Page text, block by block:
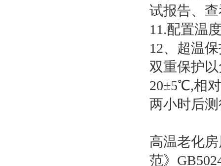
试报告、
11.配置温
12、超温
双重保护
20±5℃,相
两小时后
高温老化
范》